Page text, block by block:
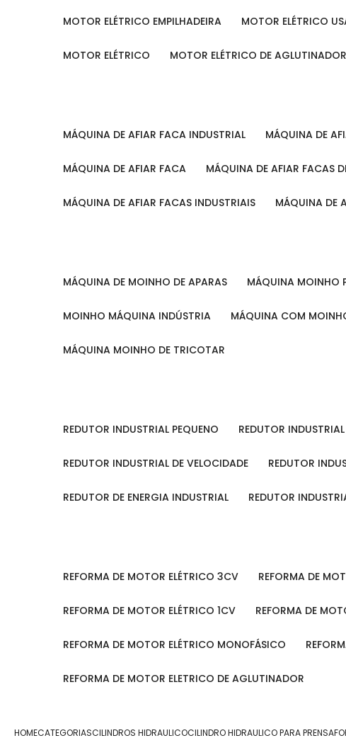
MOTOR ELÉTRICO EMPILHADEIRA MOTOR ELÉTRICO
MOTOR ELÉTRICO MOTOR ELÉTRICO DE AGLUTINADOR
MÁQUINA DE AFIAR FACA INDUSTRIAL MÁQUINA DE
MÁQUINA DE AFIAR FACA MÁQUINA DE AFIAR FACAS
MÁQUINA DE AFIAR FACAS INDUSTRIAIS MÁQUINA DE
MÁQUINA DE MOINHO DE APARAS MÁQUINA MOINHO
MOINHO MÁQUINA INDÚSTRIA MÁQUINA COM
MÁQUINA MOINHO DE TRICOTAR
REDUTOR INDUSTRIAL PEQUENO REDUTOR
REDUTOR INDUSTRIAL DE VELOCIDADE REDUTOR
REDUTOR DE ENERGIA INDUSTRIAL REDUTOR
REFORMA DE MOTOR ELÉTRICO 3CV REFORMA DE
REFORMA DE MOTOR ELÉTRICO 1CV REFORMA DE
REFORMA DE MOTOR ELÉTRICO MONOFÁSICO
REFORMA DE MOTOR ELETRICO DE AGLUTINADOR
HOMECATEGORIASCILINDROS HIDRAULICOCILINDRO HIDRAULICO PARA PRENSA